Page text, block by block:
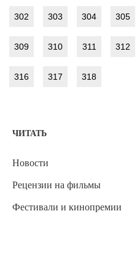
302 303 304 305
309 310 311 312
316 317 318
ЧИТАТЬ
Новости
Рецензии на фильмы
Фестивали и кинопремии